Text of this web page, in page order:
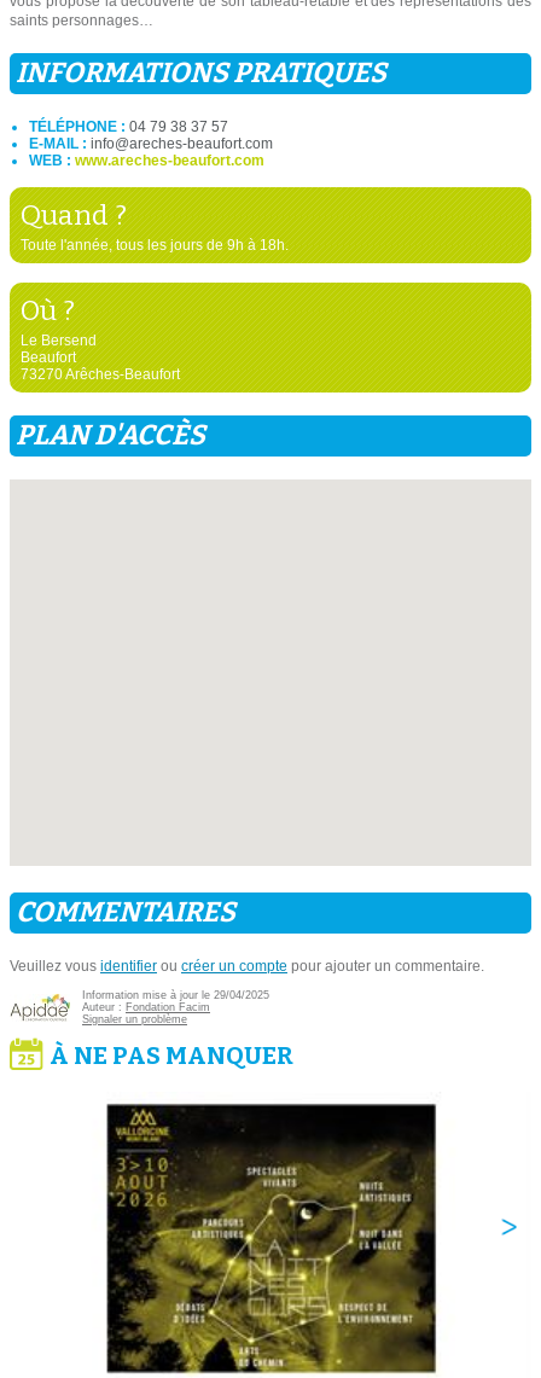
saints personnages…
INFORMATIONS PRATIQUES
TÉLÉPHONE : 04 79 38 37 57
E-MAIL : info@areches-beaufort.com
WEB : www.areches-beaufort.com
Quand ?
Toute l'année, tous les jours de 9h à 18h.
Où ?
Le Bersend
Beaufort
73270 Arêches-Beaufort
PLAN D'ACCÈS
COMMENTAIRES
Veuillez vous identifier ou créer un compte pour ajouter un commentaire.
Information mise à jour le 29/04/2025
Auteur : Fondation Facim
Signaler un problème
À NE PAS MANQUER